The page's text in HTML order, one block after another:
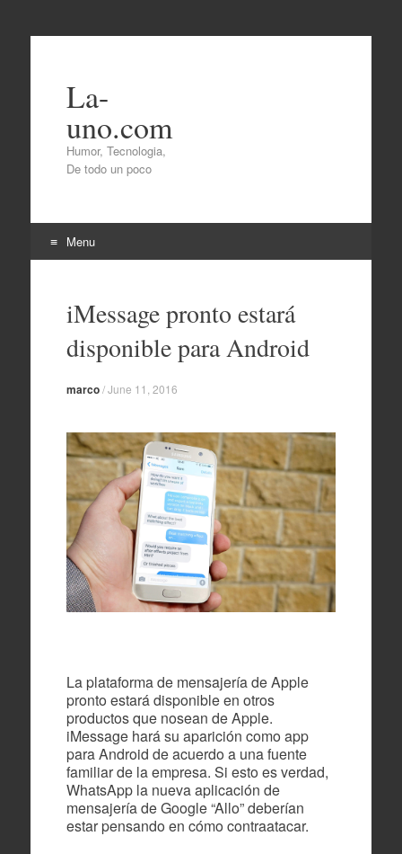
La-
uno.com
Humor, Tecnologia,
De todo un poco
Menu
contentiMessage pronto estará
disponible para Android
marco/June 11, 2016
La plataforma de mensajería de Apple
pronto estará disponible en otros
productos que nosean de Apple.
iMessage hará su aparición como app
para Android de acuerdo a una fuente
familiar de la empresa. Si esto es verdad,
WhatsApp la nueva aplicación de
mensajería de Google “Allo” deberían
estar pensando en cómo contraatacar.